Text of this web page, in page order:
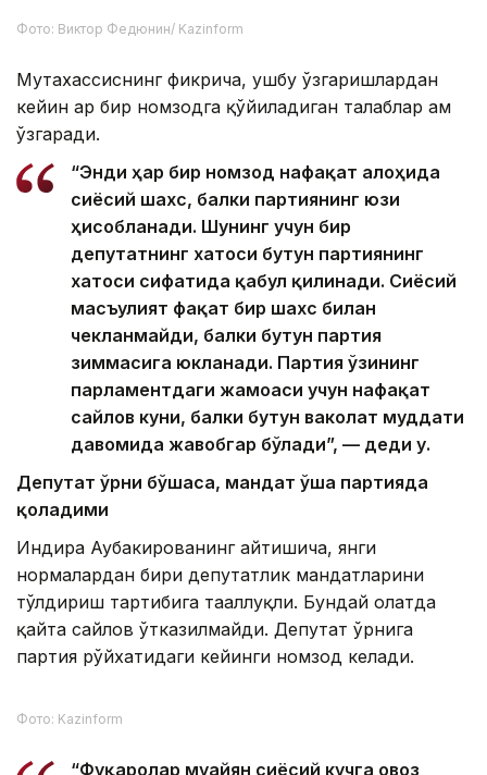
Фото: Виктор Федюнин/ Kazinform
Мутахассиснинг фикрича, ушбу ўзгаришлардан
кейин ҳар бир номзодга қўйиладиган талаблар ҳам
ўзгаради.
“Энди ҳар бир номзод нафақат алоҳида
сиёсий шахс, балки партиянинг юзи
ҳисобланади. Шунинг учун бир
депутатнинг хатоси бутун партиянинг
хатоси сифатида қабул қилинади. Сиёсий
масъулият фақат бир шахс билан
чекланмайди, балки бутун партия
зиммасига юкланади. Партия ўзининг
парламентдаги жамоаси учун нафақат
сайлов куни, балки бутун ваколат муддати
давомида жавобгар бўлади”, — деди у.
Депутат ўрни бўшаса, мандат ўша партияда
қоладими
Индира Аубакированинг айтишича, янги
нормалардан бири депутатлик мандатларини
тўлдириш тартибига тааллуқли. Бундай ҳолатда
қайта сайлов ўтказилмайди. Депутат ўрнига
партия рўйхатидаги кейинги номзод келади.